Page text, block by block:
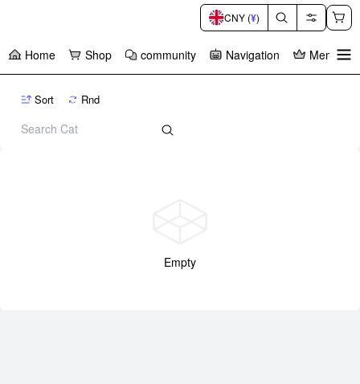
Home Shop community Navigation Member
CNY (¥)
Sort Rnd
Empty